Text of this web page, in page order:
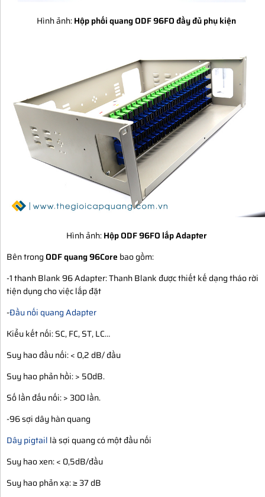
Hình ảnh:Hộp phối quang ODF 96FO đầy đủ phụ kiện
Hình ảnh:Hộp ODF 96FO lắp Adapter
Bên trongODF quang 96Core bao gồm:
-1 thanh Blank 96 Adapter: Thanh Blank được thiết kế dạng tháo rời
tiện dụng cho việc lắp đặt
-Đầu nối quang Adapter
Kiểu kết nối: SC, FC, ST, LC…
Suy hao đầu nối: < 0,2 dB/ đầu
Suy hao phản hồi: > 50dB.
Số lần đấu nối: > 300 lần.
-96 sợi dây hàn quang
Dây pigtail là sợi quang có một đầu nối
Suy hao xen: < 0,5dB/đầu
Suy hao phản xạ: ≥ 37 dB